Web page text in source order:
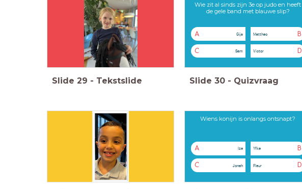
Slide 29 - Tekstslide
Wie zit al sinds zijn 3e op judo en heeft
de gele band met blauwe slip?
A Gijs B
Mattheo
C Sam D
Victor
Slide 30 - Quizvraag
Wiens konijn is onlangs ontsnapt?
A Ize B
Yfke
C Jonah D
Fleur